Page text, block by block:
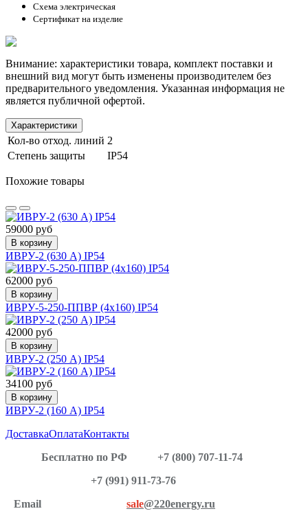
Схема электрическая
Сертификат на изделие
Внимание: характеристики товара, комплект поставки и
внешний вид могут быть изменены производителем без
предварительного уведомления. Указанная информация не
является публичной офертой.
Характеристики
Кол-во отход. линий 2
Степень защиты
IP54
Похожие товары
59000 руб
В корзину
ИВРУ-2 (630 А) IP54
62000 руб
В корзину
ИВРУ-5-250-ППВР (4х160) IP54
42000 руб
В корзину
ИВРУ-2 (250 А) IP54
34100 руб
В корзину
ИВРУ-2 (160 А) IP54
ДоставкаОплатаКонтакты
Бесплатно по РФ
+7 (800) 707-11-74
+7 (991) 911-73-76
Email
sale@220energy.ru